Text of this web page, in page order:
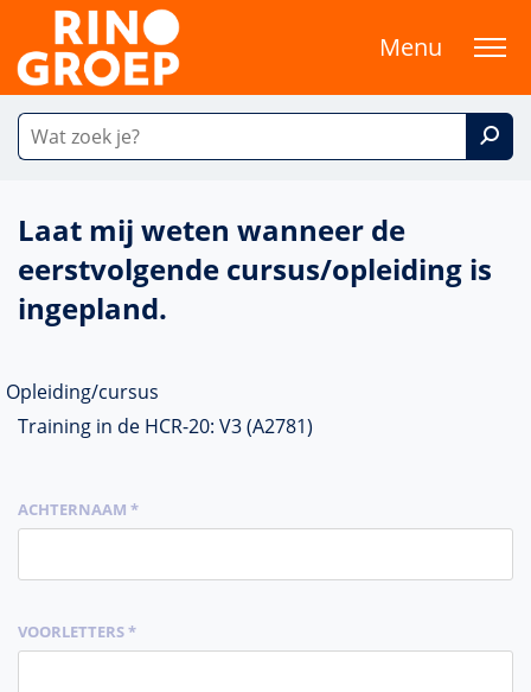
Menu
Laat mij weten wanneer de
eerstvolgende cursus/opleiding is
ingepland.
Opleiding/cursus
Training in de HCR-20: V3 (A2781)
ACHTERNAAM *
VOORLETTERS *